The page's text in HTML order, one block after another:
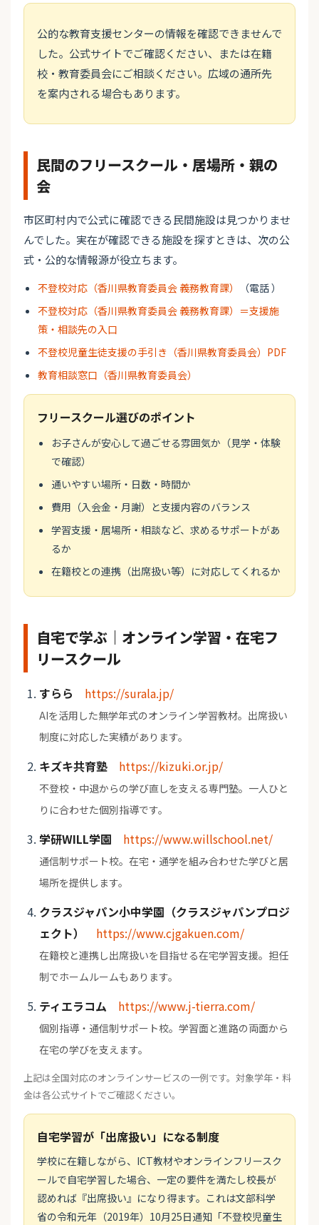
公的な教育支援センターの情報を確認できませんで
した。公式サイトでご確認ください、または在籍
校・教育委員会にご相談ください。広域の通所先
を案内される場合もあります。
民間のフリースクール・居場所・親の
会
市区町村内で公式に確認できる民間施設は見つかりませ
んでした。実在が確認できる施設を探すときは、次の公
式・公的な情報源が役立ちます。
不登校対応（香川県教育委員会 義務教育課）
（電話 ）
不登校対応（香川県教育委員会 義務教育課）＝支援施
策・相談先の入口
不登校児童生徒支援の手引き（香川県教育委員会）PDF
教育相談窓口（香川県教育委員会）
フリースクール選びのポイント
お子さんが安心して過ごせる雰囲気か（見学・体験
で確認）
通いやすい場所・日数・時間か
費用（入会金・月謝）と支援内容のバランス
学習支援・居場所・相談など、求めるサポートがあ
るか
在籍校との連携（出席扱い等）に対応してくれるか
自宅で学ぶ｜オンライン学習・在宅フ
リースクール
すらら https://surala.jp/
AIを活用した無学年式のオンライン学習教材。出席扱い
制度に対応した実績があります。
キズキ共育塾 https://kizuki.or.jp/
不登校・中退からの学び直しを支える専門塾。一人ひと
りに合わせた個別指導です。
学研WILL学園 https://www.willschool.net/
通信制サポート校。在宅・通学を組み合わせた学びと居
場所を提供します。
クラスジャパン小中学園（クラスジャパンプロジ
ェクト）
https://www.cjgakuen.com/
在籍校と連携し出席扱いを目指せる在宅学習支援。担任
制でホームルームもあります。
ティエラコム https://www.j-tierra.com/
個別指導・通信制サポート校。学習面と進路の両面から
在宅の学びを支えます。
上記は全国対応のオンラインサービスの一例です。対象学年・料
金は各公式サイトでご確認ください。
自宅学習が「出席扱い」になる制度
学校に在籍しながら、ICT教材やオンラインフリースク
ールで自宅学習した場合、一定の要件を満たし校長が
認めれば『出席扱い』になり得ます。これは文部科学
省の令和元年（2019年）10月25日通知「不登校児童生